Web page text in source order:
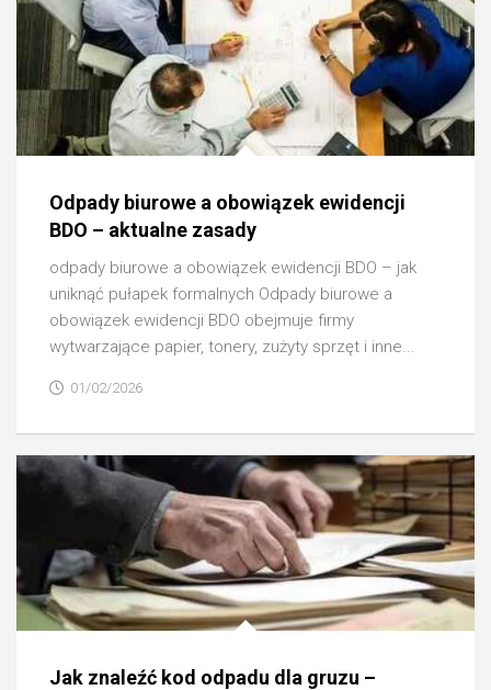
Odpady biurowe a obowiązek ewidencji
BDO – aktualne zasady
odpady biurowe a obowiązek ewidencji BDO – jak
uniknąć pułapek formalnych Odpady biurowe a
obowiązek ewidencji BDO obejmuje firmy
wytwarzające papier, tonery, zużyty sprzęt i inne...
01/02/2026
Jak znaleźć kod odpadu dla gruzu –